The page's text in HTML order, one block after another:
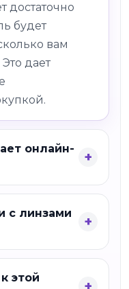
достаточно
будет
вам
дает
онлайн-
с линзами
этой